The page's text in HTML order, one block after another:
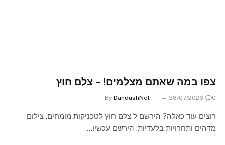
צפו במה שאתם מצלמים! – צלם חוץ
By DandushNet 28/07/2026 0
רוצים עוד כאלה? הירשם ל צלם חוץ לטכניקות מומחים, צילום
מדהים ותחרויות בלעדיות. הירשם עכשיו…